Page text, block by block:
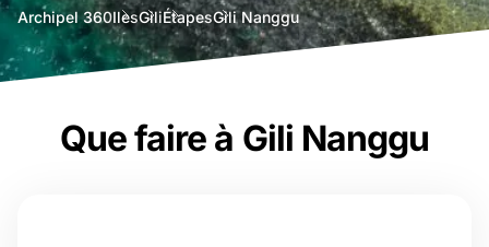
Archipel 360agence
voyage
bali
IlesGiliÉtapesGili Nanggu
Que faire à Gili Nanggu